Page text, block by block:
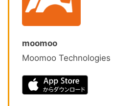
moomoo
Moomoo Technologies